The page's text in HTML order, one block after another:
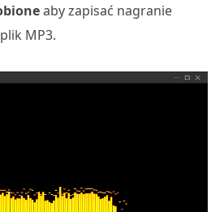
aby zapisać nagranie
MP3.